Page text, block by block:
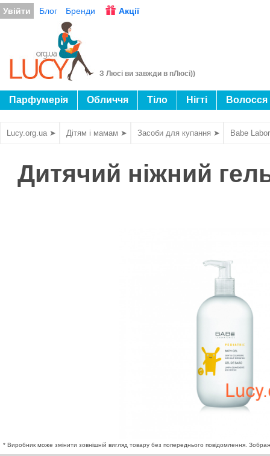
Увійти Блог Бренди Акції
З Люсі ви завжди в пЛюсі))
Парфумерія Обличчя Тіло Нігті Волосся
Lucy.org.ua ➤ Дітям і мамам ➤ Засоби для купання ➤ Babe
Дитячий ніжний
* Виробник може змінити зовнішній вигляд товару без попереднього повідомлення.